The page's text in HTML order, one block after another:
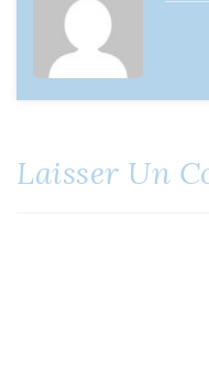
l’article
Laisser Un